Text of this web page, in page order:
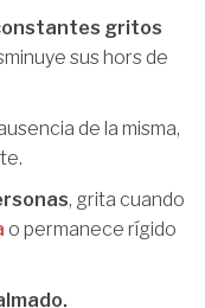
gritos
sus hors de
de la misma,
, grita cuando
o permanece rígido